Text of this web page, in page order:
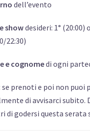
dell’evento
showdesideri: 1° (20:00)
22:30)
e cognomedi ogni
se prenoti e poi non puoi
di avvisarci subito.
di godersi questa serata